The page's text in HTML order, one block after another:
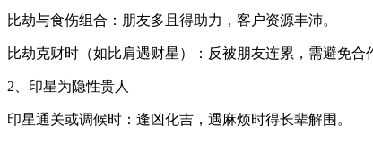
比劫与食伤组合：朋友多且得助力，客户资源丰沛。
比劫克财时（如比肩遇财星）：反被朋友连累，需避免合
2、印星为隐性贵人
印星通关或调候时：逢凶化吉，遇麻烦时得长辈解围。